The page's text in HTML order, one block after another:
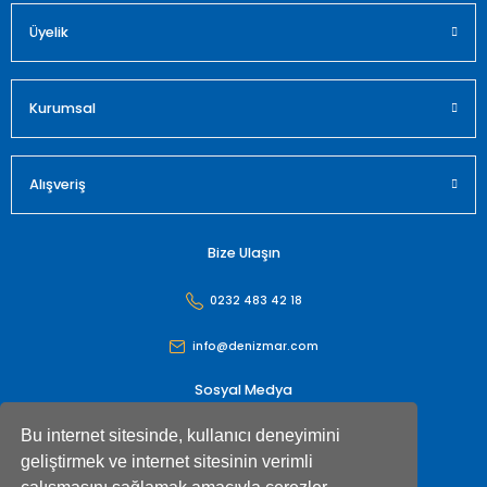
Bu internet sitesinde, kullanıcı deneyimini
geliştirmek ve internet sitesinin verimli
Üyelik
Kurumsal
Alışveriş
Bize Ulaşın
0232 483 42 18
info@denizmar.com
Sosyal Medya